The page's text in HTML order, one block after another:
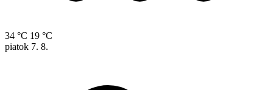
34 °C 19 °C
piatok 7. 8.